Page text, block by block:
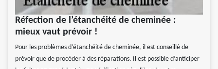
Réfection de l’étanchéité de cheminée :
mieux vaut prévoir !
Pour les problèmes d’étanchéité de cheminée, il est conseillé de
prévoir que de procéder à des réparations. Il est possible d’anticiper